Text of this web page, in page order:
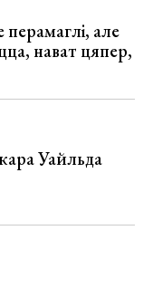
але
нават цяпер,
Уайльда